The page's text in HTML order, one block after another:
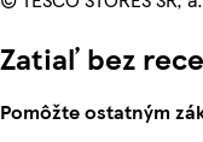
Zatiaľ bez
Pomôžte ostatným